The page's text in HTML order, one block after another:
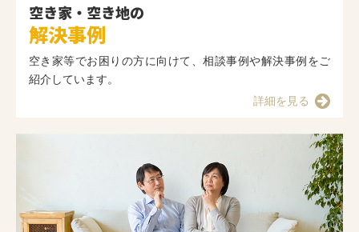
空き家・空き地の
解決事例
空き家等でお困りの方に向けて、相談事例や解決事例をご
紹介しています。
詳細を見る